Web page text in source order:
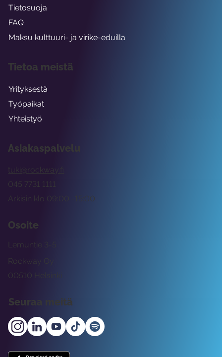
Asiakaspalvelu
tuki@rockway.fi
Arkisin klo 09:00 -15:00
045 7731 1111
Osoite
Rockway Oy
Lemuntie 3-5
00510 Helsinki
Seuraa meitä
Tietosuoja
FAQ
Maksu kulttuuri- ja virike-eduilla
Tietoa meistä
Yrityksestä
Työpaikat
Yhteistyö